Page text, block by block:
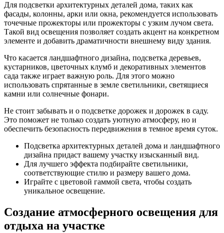
Для подсветки архитектурных деталей дома, таких как
фасады, колонны, арки или окна, рекомендуется использовать
точечные прожекторы или прожекторы с узким лучом света.
Такой вид освещения позволяет создать акцент на конкретном
элементе и добавить драматичности внешнему виду здания.
Что касается ландшафтного дизайна, подсветка деревьев,
кустарников, цветочных клумб и декоративных элементов
сада также играет важную роль. Для этого можно
использовать спрятанные в земле светильники, светящиеся
камни или солнечные фонари.
Не стоит забывать и о подсветке дорожек и дорожек в саду.
Это поможет не только создать уютную атмосферу, но и
обеспечить безопасность передвижения в темное время суток.
Подсветка архитектурных деталей дома и ландшафтного
дизайна придаст вашему участку изысканный вид.
Для лучшего эффекта подбирайте светильники,
соответствующие стилю и размеру вашего дома.
Играйте с цветовой гаммой света, чтобы создать
уникальное освещение.
Создание атмосферного освещения для
отдыха на участке